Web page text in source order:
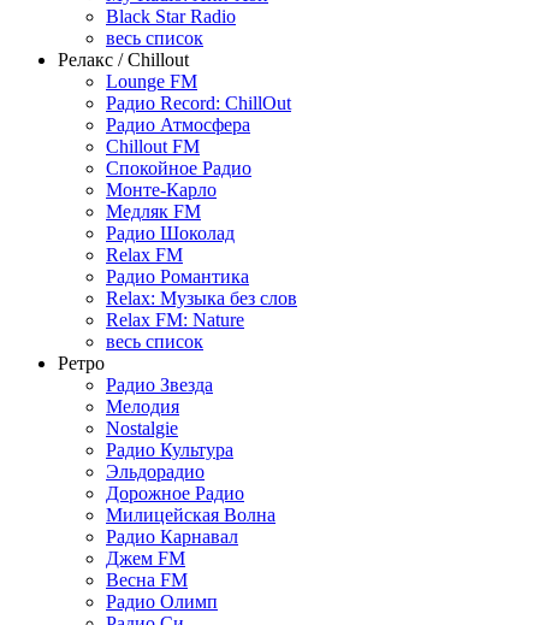
Black Star Radio
весь список
Релакс / Chillout
Lounge FM
Радио Record: ChillOut
Радио Атмосфера
Chillout FM
Спокойное Радио
Монте-Карло
Медляк FM
Радио Шоколад
Relax FM
Радио Романтика
Relax: Музыка без слов
Relax FM: Nature
весь список
Ретро
Радио Звезда
Мелодия
Nostalgie
Радио Культура
Эльдорадио
Дорожное Радио
Милицейская Волна
Радио Карнавал
Джем FM
Весна FM
Радио Олимп